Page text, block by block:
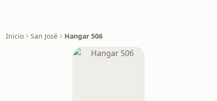
Inicio San José Hangar 506